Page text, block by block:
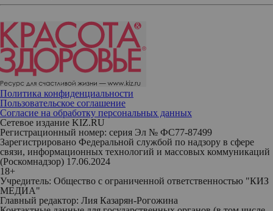
Политика конфиденциальности
Пользовательское соглашение
Согласие на обработку персональных данных
Сетевое издание KIZ.RU
Регистрационный номер: серия Эл № ФС77-87499
Зарегистрировано Федеральной службой по надзору в сфере
связи, информационных технологий и массовых коммуникаций
(Роскомнадзор) 17.06.2024
18+
Учредитель: Общество с ограниченной ответственностью "КИЗ
МЕДИА"
Главный редактор: Лия Казарян-Рогожина